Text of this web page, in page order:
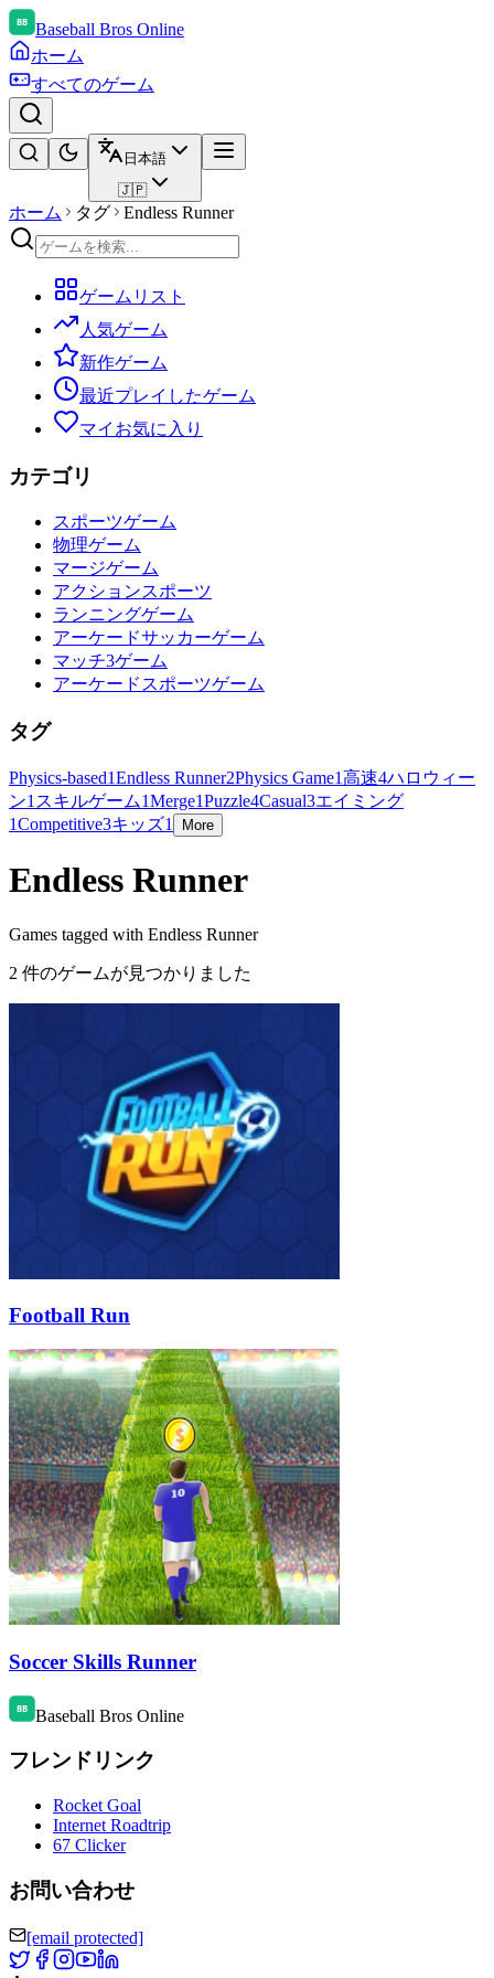
Baseball Bros Online
ホーム
すべてのゲーム
日本語
🇯🇵
ホーム タグ Endless Runner
ゲームリスト
人気ゲーム
新作ゲーム
最近プレイしたゲーム
マイお気に入り
カテゴリ
スポーツゲーム
物理ゲーム
マージゲーム
アクションスポーツ
ランニングゲーム
アーケードサッカーゲーム
マッチ3ゲーム
アーケードスポーツゲーム
タグ
Physics-based1Endless Runner2Physics Game1高速4ハロウィー
ン1 スキルゲーム1Merge1Puzzle4Casual3エイミング
1Competitive3キッズ1 More
Endless Runner
Games tagged with Endless Runner
2 件のゲームが見つかりました
Football Run
Soccer Skills Runner
Baseball Bros Online
フレンドリンク
Rocket Goal
Internet Roadtrip
67 Clicker
お問い合わせ
[email protected]